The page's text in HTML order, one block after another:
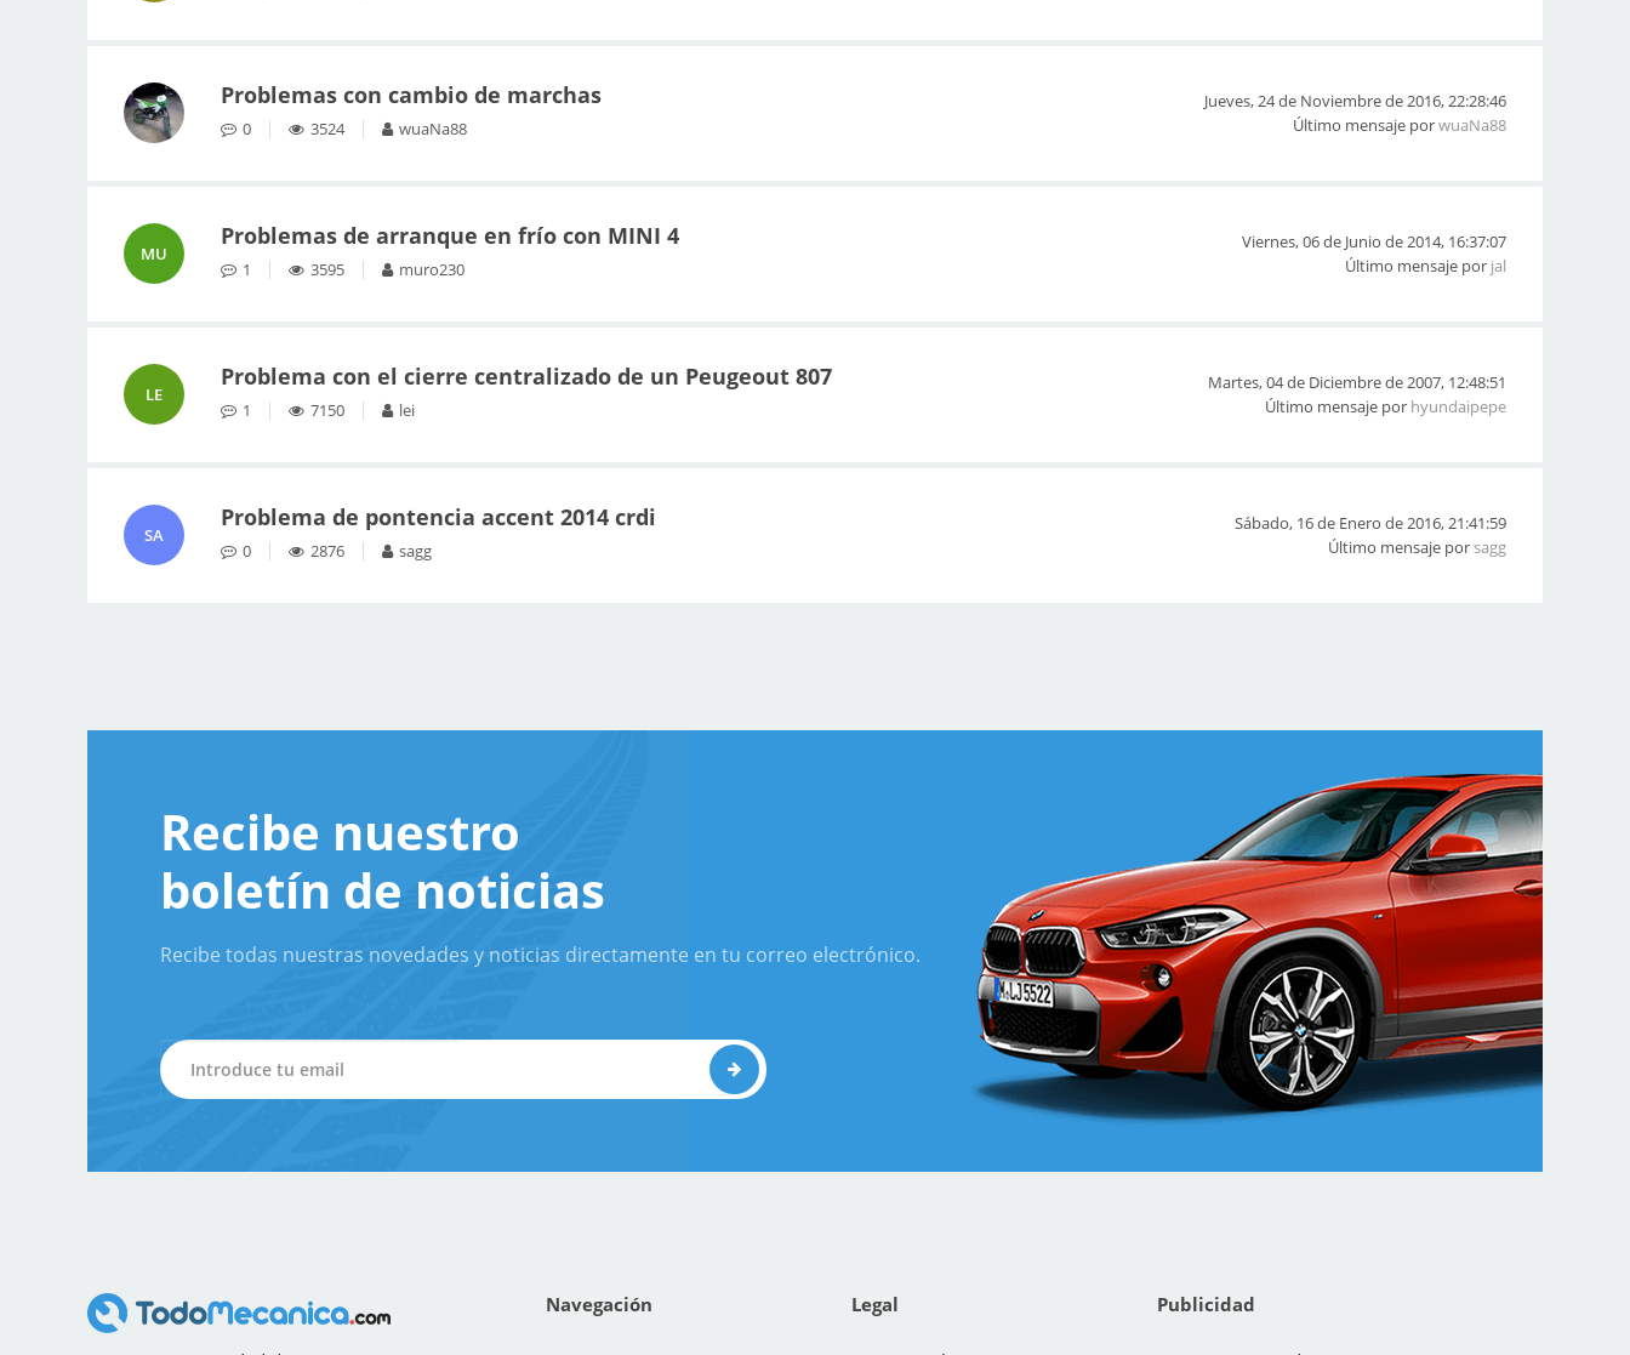
Problemas con cambio de marchas
0 3524 wuaNa88
Jueves, 24 de Noviembre de 2016, 22:28:46
Último mensaje porwuaNa88
MU
Problemas de arranque en frío con MINI 4
1 3595 muro230
Viernes, 06 de Junio de 2014, 16:37:07
Último mensaje por jal
LE
Problema con el cierre centralizado de un Peugeout 807
1 7150 lei
Martes, 04 de Diciembre de 2007, 12:48:51
Último mensaje por hyundaipepe
SA
Problema de pontencia accent 2014 crdi
0 2876 sagg
Sábado, 16 de Enero de 2016, 21:41:59
Último mensaje porsagg
Recibe nuestro
boletín de noticias
Recibe todas nuestras novedades y noticias directamente en tu correo electrónico.
Navegación Legal Publicidad